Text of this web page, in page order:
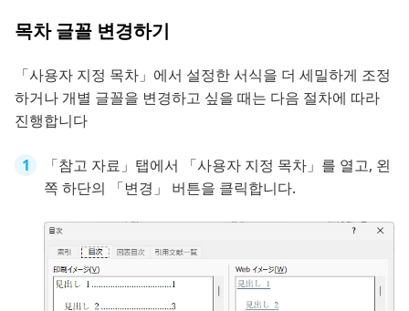
목차 글꼴 변경하기
「사용자 지정 목차」에서 설정한 서식을 더 세밀하게 조정
하거나 개별 글꼴을 변경하고 싶을 때는 다음 절차에 따라
진행합니다
「참고 자료」탭에서 「사용자 지정 목차」를 열고, 왼
쪽 하단의 「변경」 버튼을 클릭합니다.